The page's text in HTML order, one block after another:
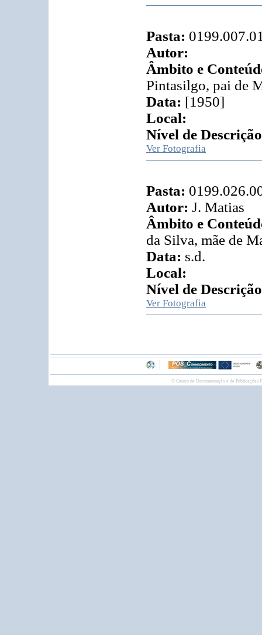
Pasta:
Autor:
Âmbito e
Pintasilgo, pai de
Data: [1950]
Local:
Nível de
Ver Fotografia
Pasta:
Autor: J. Matias
Âmbito e
da Silva, mãe de
Data: s.d.
Local:
Nível de
Ver Fotografia
© Centro de Documentação e de Publicações